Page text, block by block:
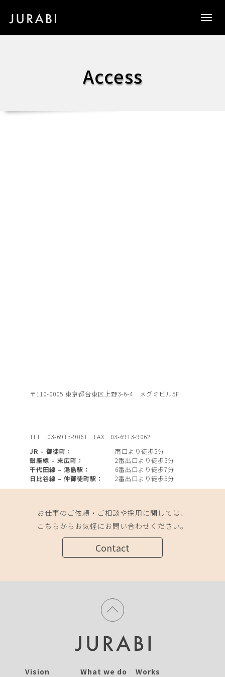
Access
〒110-0005 東京都台東区上野3-6-4 メグミビル5F
TEL : 03-6913-9061 FAX : 03-6913-9062
JR – 御徒町：
南口より徒歩5分
銀座線 – 末広町：
2番出口より徒歩3分
千代田線 – 湯島駅：
6番出口より徒歩7分
日比谷線 – 仲御徒町駅：
2番出口より徒歩5分
お仕事のご依頼・ご相談や採用に関しては、
こちらからお気軽にお問い合わせください。
Contact
Vision What we do Works